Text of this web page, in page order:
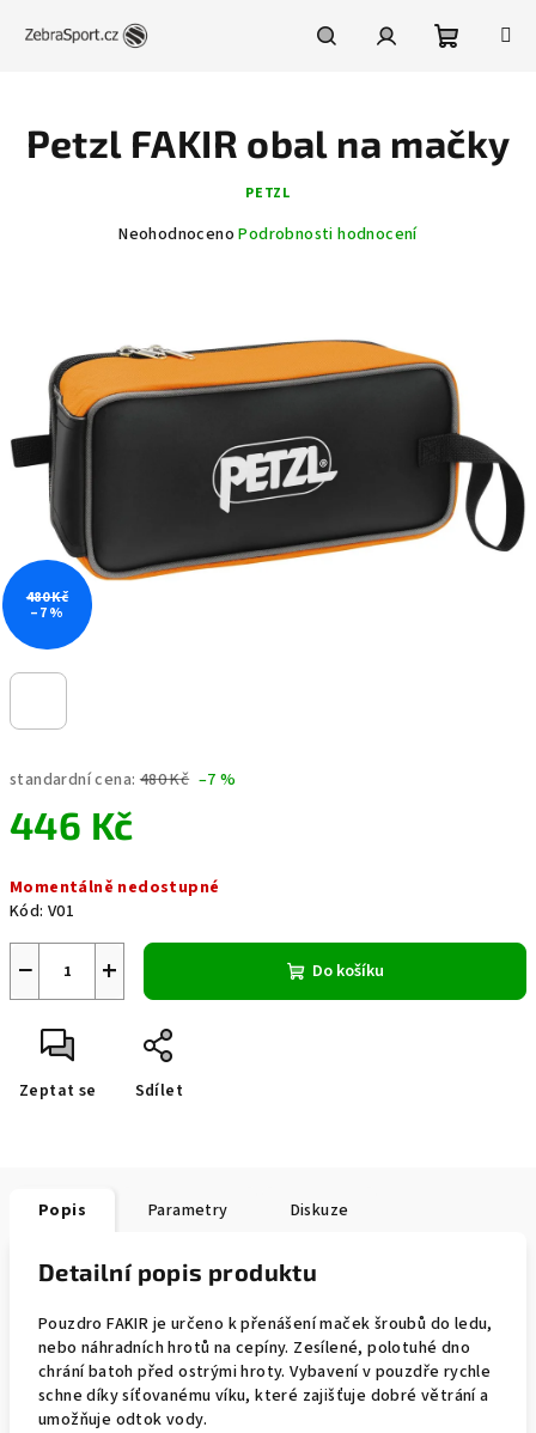
košík
standardní cena: 480 Kč –7 %
446 Kč
cena:
Momentálně nedostupné
Kód: V01
+
− Do košíku
Zeptat se Sdílet
Petzl FAKIR obal na mačky
PETZL
Průměrné
z
hvězdiček.
Neohodnoceno Podrobnosti hodnocení
480 Kč
–7 %
Popis Parametry Diskuze
Detailní popis produktu
Pouzdro FAKIR je určeno k přenášení maček šroubů do ledu,
nebo náhradních hrotů na cepíny. Zesílené, polotuhé dno
chrání batoh před ostrými hroty. Vybavení v pouzdře rychle
schne díky síťovanému víku, které zajišťuje dobré větrání a
umožňuje odtok vody.